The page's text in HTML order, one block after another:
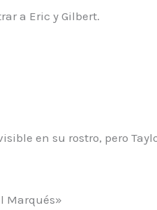
a Eric y Gilbert.
en su rostro, pero
Marqués»